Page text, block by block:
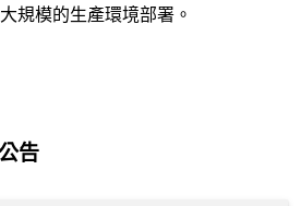
規模的生產環境部署。
告